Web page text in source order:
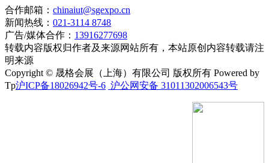
合作邮箱： chinaiut@sgexpo.cn
新闻热线： 021-3114 8748
广告/媒体合作： 13916277698
转载内容版权归作者及来源网站所有，本站原创内容转载请注
明来源
Copyright © 晟格会展（上海）有限公司 版权所有 Powered by
Tp沪ICP备18026942号-6 沪公网安备 31011302006543号